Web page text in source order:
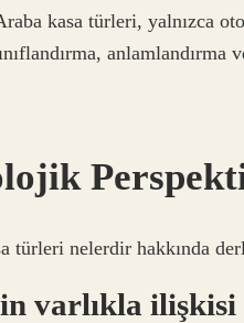
kasa türleri, yalnızca
türleri nelerdir hakkında
varlıkla ilişkisi